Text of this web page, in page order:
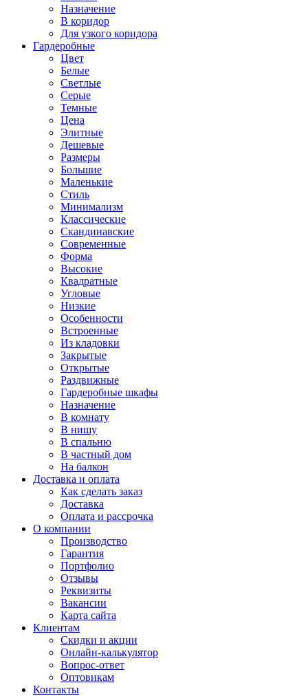
Назначение
В коридор
Для узкого коридора
Гардеробные
Цвет
Белые
Светлые
Серые
Темные
Цена
Элитные
Дешевые
Размеры
Большие
Маленькие
Стиль
Минимализм
Классические
Скандинавские
Современные
Форма
Высокие
Квадратные
Угловые
Низкие
Особенности
Встроенные
Из кладовки
Закрытые
Открытые
Раздвижные
Гардеробные шкафы
Назначение
В комнату
В нишу
В спальню
В частный дом
На балкон
Доставка и оплата
Как сделать заказ
Доставка
Оплата и рассрочка
О компании
Производство
Гарантия
Портфолио
Отзывы
Реквизиты
Вакансии
Карта сайта
Клиентам
Скидки и акции
Онлайн-калькулятор
Вопрос-ответ
Оптовикам
Контакты